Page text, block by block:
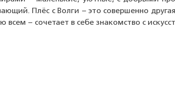
Плёс с Волги – это совершенно
– сочетает в себе знакомство с